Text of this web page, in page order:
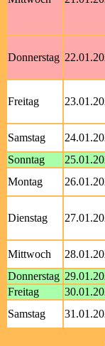
Donnerstag
Freitag
Samstag
Sonntag
Montag
Dienstag
Mittwoch
Donnerstag
Freitag
Samstag